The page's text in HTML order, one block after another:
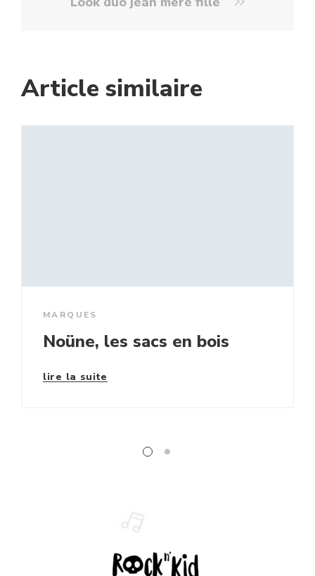
Article similaire
MARQUES
Noüne, les sacs en bois
lire la suite